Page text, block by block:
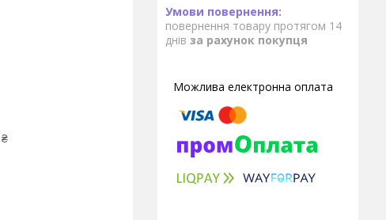
повернення товару протягом 14
днів за рахунок покупця